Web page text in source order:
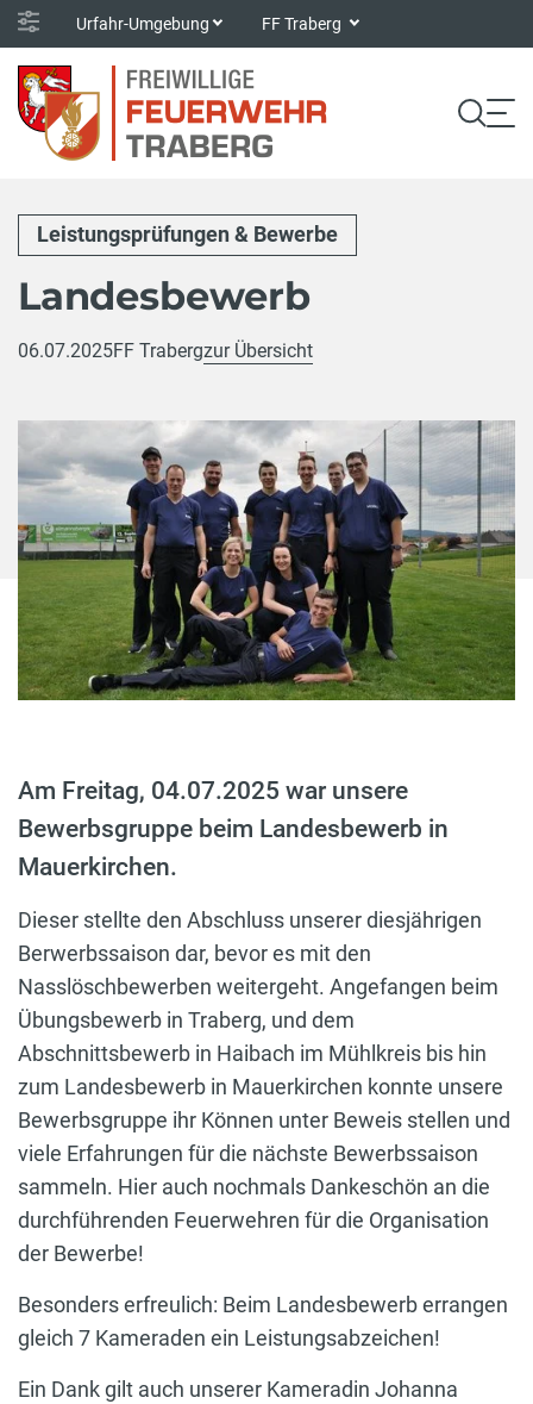
Urfahr-Umgebung FF Traberg
Leistungsprüfungen & Bewerbe
Landesbewerb
06.07.2025FF Trabergzur Übersicht
Am Freitag, 04.07.2025 war unsere
Bewerbsgruppe beim Landesbewerb in
Mauerkirchen.
Dieser stellte den Abschluss unserer diesjährigen
Berwerbssaison dar, bevor es mit den
Nasslöschbewerben weitergeht. Angefangen beim
Übungsbewerb in Traberg, und dem
Abschnittsbewerb in Haibach im Mühlkreis bis hin
zum Landesbewerb in Mauerkirchen konnte unsere
Bewerbsgruppe ihr Können unter Beweis stellen und
viele Erfahrungen für die nächste Bewerbssaison
sammeln. Hier auch nochmals Dankeschön an die
durchführenden Feuerwehren für die Organisation
der Bewerbe!
Besonders erfreulich: Beim Landesbewerb errangen
gleich 7 Kameraden ein Leistungsabzeichen!
Ein Dank gilt auch unserer Kameradin Johanna